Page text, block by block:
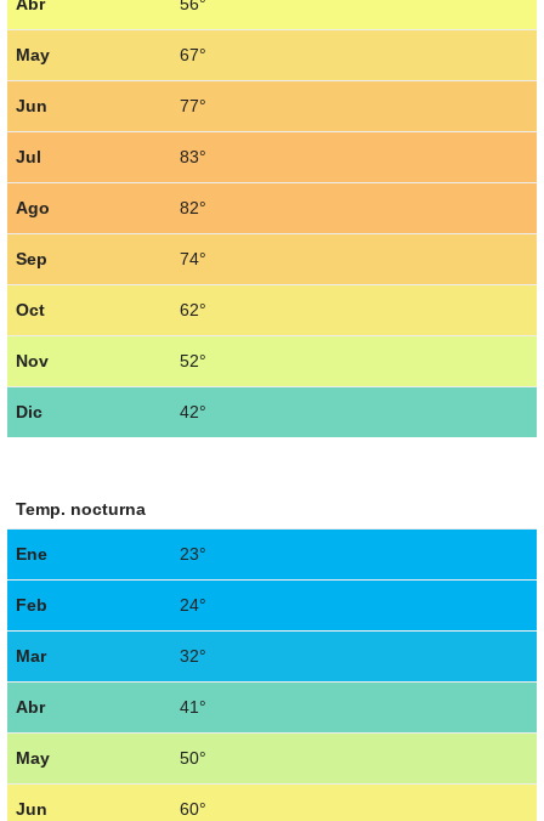
Abr 56°
May 67°
Jun 77°
Jul 83°
Ago 82°
Sep 74°
Oct 62°
Nov 52°
Dic 42°
Temp. nocturna
Ene 23°
Feb 24°
Mar 32°
Abr 41°
May 50°
Jun 60°